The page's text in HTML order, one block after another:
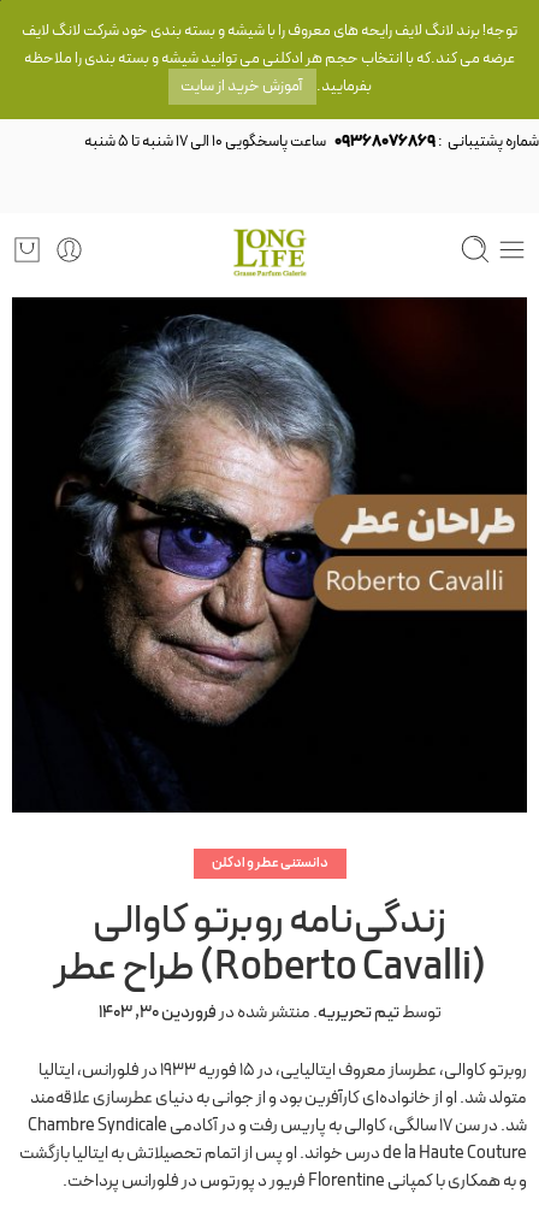
توجه! برند لانگ لایف رایحه های معروف را با شیشه و بسته بندی خود شرکت لانگ لایف
عرضه می کند.که با انتخاب حجم هر ادکلنی می توانید شیشه و بسته بندی را ملاحظه
بفرمایید. آموزش خرید از سایت
شماره پشتیبانی :09368076869
دانستنی عطر و ادکلن
زندگی‌نامه روبرتو کاوالی
(Roberto Cavalli) طراح عطر
توسطتیم تحریریه.منتشر شده درفروردین 30, 1403
روبرتو کاوالی، عطرساز معروف ایتالیایی، در ۱۵ فوریه ۱۹۳۳ در فلورانس، ایتالیا
متولد شد. او از خانواده‌ای کارآفرین بود و از جوانی به دنیای عطرسازی علاقه‌مند
شد. در سن ۱۷ سالگی، کاوالی به پاریس رفت و در آکادمی Chambre Syndicale
de la Haute Couture درس خواند. او پس از اتمام تحصیلاتش به ایتالیا بازگشت
و به همکاری با کمپانی Florentine فریور د پورتوس در فلورانس پرداخت.